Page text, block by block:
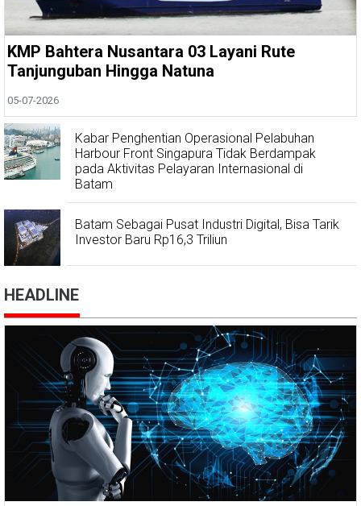
KMP Bahtera Nusantara 03 Layani Rute
Tanjunguban Hingga Natuna
05-07-2026
Kabar Penghentian Operasional Pelabuhan
Harbour Front Singapura Tidak Berdampak
pada Aktivitas Pelayaran Internasional di
Batam
Batam Sebagai Pusat Industri Digital, Bisa Tarik
Investor Baru Rp16,3 Triliun
HEADLINE